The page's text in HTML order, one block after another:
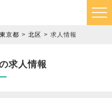
東京都 北区 求人情報
求人情報